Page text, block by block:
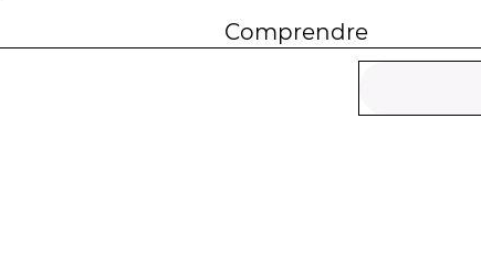
Comprendre